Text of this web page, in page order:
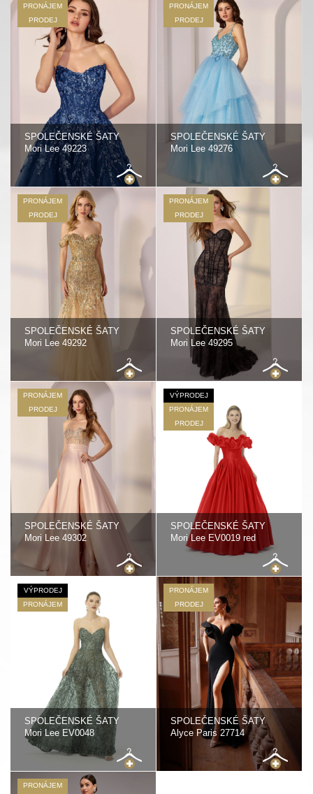
PRONÁJEM
PRODEJ
SPOLEČENSKÉ ŠATY
Mori Lee 49223
PRONÁJEM
PRODEJ
SPOLEČENSKÉ ŠATY
Mori Lee 49276
PRONÁJEM
PRODEJ
SPOLEČENSKÉ ŠATY
Mori Lee 49292
PRONÁJEM
PRODEJ
SPOLEČENSKÉ ŠATY
Mori Lee 49295
PRONÁJEM
PRODEJ
SPOLEČENSKÉ ŠATY
Mori Lee 49302
VÝPRODEJ
PRONÁJEM
PRODEJ
SPOLEČENSKÉ ŠATY
Mori Lee EV0019 red
VÝPRODEJ
PRONÁJEM
SPOLEČENSKÉ ŠATY
Mori Lee EV0048
PRONÁJEM
PRODEJ
SPOLEČENSKÉ ŠATY
Alyce Paris 27714
PRONÁJEM